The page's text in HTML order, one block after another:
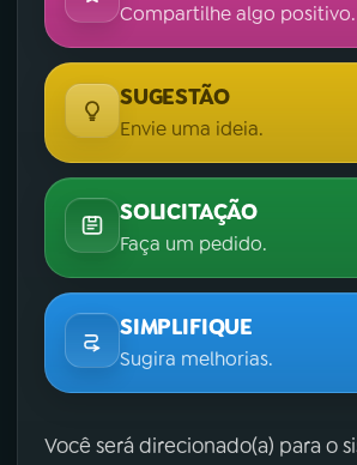
Compartilhe algo positivo.
SUGESTÃO
Envie uma ideia.
SOLICITAÇÃO
Faça um pedido.
SIMPLIFIQUE
Sugira melhorias.
Você será direcionado(a) para o